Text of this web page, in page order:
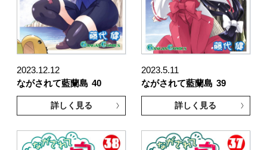
2023.12.12
ながされて藍蘭島 40
詳しく見る
2023.5.11
ながされて藍蘭島 39
詳しく見る